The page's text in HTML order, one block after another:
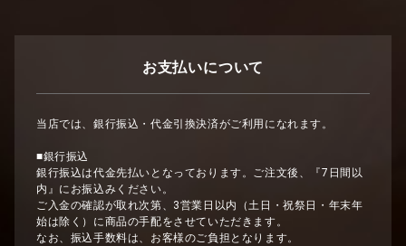
お支払いについて
当店では、銀行振込・代金引換決済がご利用になれます。
■銀行振込
銀行振込は代金先払いとなっております。ご注文後、『7日間以
内』にお振込みください。
ご入金の確認が取れ次第、3営業日以内（土日・祝祭日・年末年
始は除く）に商品の手配をさせていただきます。
なお、振込手数料は、お客様のご負担となります。